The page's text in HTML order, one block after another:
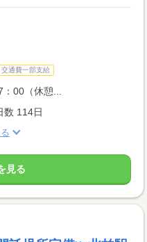
交通費一部支給
00（休憩...
数 114日
見る